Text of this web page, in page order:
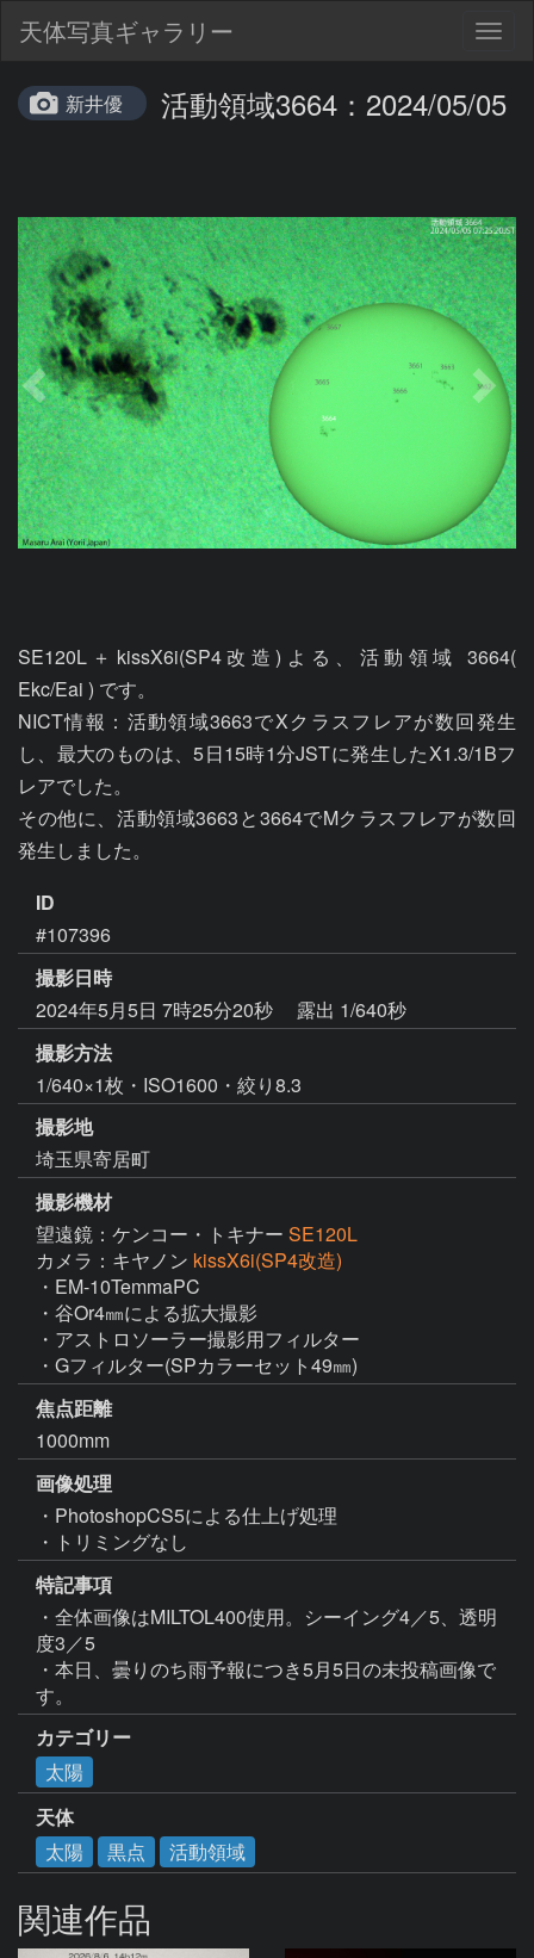
天体写真ギャラリー
新井優 活動領域3664：2024/05/05
SE120L＋kissX6i(SP4改造)よる、活動領域 3664(
Ekc/Eai ) です。
NICT情報：活動領域3663でXクラスフレアが数回発生
し、最大のものは、5日15時1分JSTに発生したX1.3/1Bフ
レアでした。
その他に、活動領域3663と3664でMクラスフレアが数回
ID
#107396
撮影日時
2024年5月5日 7時25分20秒
露出 1/640秒
撮影方法
1/640×1枚・ISO1600・絞り8.3
撮影地
埼玉県寄居町
撮影機材
望遠鏡：ケンコー・トキナー SE120L
カメラ：キヤノン kissX6i(SP4改造)
・EM-10TemmaPC
・谷Or4㎜による拡大撮影
・アストロソーラー撮影用フィルター
・Gフィルター(SPカラーセット49㎜)
焦点距離
1000mm
画像処理
・PhotoshopCS5による仕上げ処理
・トリミングなし
特記事項
・全体画像はMILTOL400使用。シーイング4／5、透明
度3／5
・本日、曇りのち雨予報につき5月5日の未投稿画像で
す。
カテゴリー
太陽
天体
太陽
黒点 活動領域
関連作品